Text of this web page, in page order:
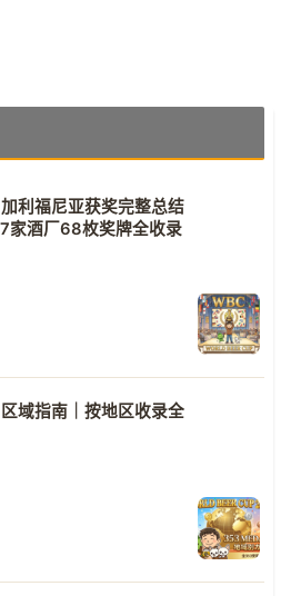
利福尼亚获奖完整总结
家酒厂68枚奖牌全收录
域指南｜按地区收录全